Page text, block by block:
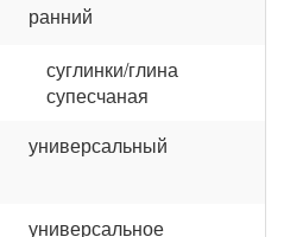
ранний
суглинки/глина
супесчаная
универсальный
универсальное